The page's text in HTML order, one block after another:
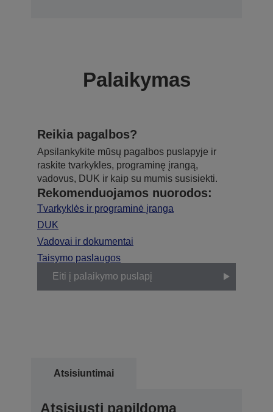
Palaikymas
Reikia pagalbos?
Apsilankykite mūsų pagalbos puslapyje ir
raskite tvarkykles, programinę įrangą,
vadovus, DUK ir kaip su mumis susisiekti.
Rekomenduojamos nuorodos:
Tvarkyklės ir programinė įranga
DUK
Vadovai ir dokumentai
Taisymo paslaugos
Eiti į palaikymo puslapį
Atsisiuntimai
Atsisiųsti papildomą